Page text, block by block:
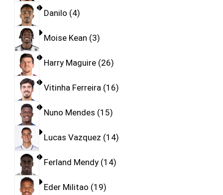
Danilo 4
Moise Kean 3
Harry Maguire 26
Vitinha Ferreira 16
Nuno Mendes 15
Lucas Vazquez 14
Ferland Mendy 14
Eder Militao 19